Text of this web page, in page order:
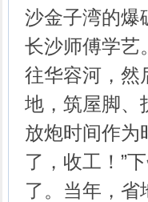
沙金子湾的爆
长沙师傅学艺
往华容河，然
地，筑屋脚、
放炮时间作为
了，收工！”
了。当年，省